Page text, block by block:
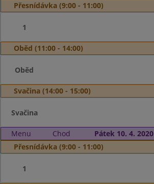
Přesnídávka (9:00 - 11:00)
1
Oběd (11:00 - 14:00)
Oběd
Svačina (14:00 - 15:00)
Svačina
Menu Chod
Pátek 10. 4. 2020
Přesnídávka (9:00 - 11:00)
1